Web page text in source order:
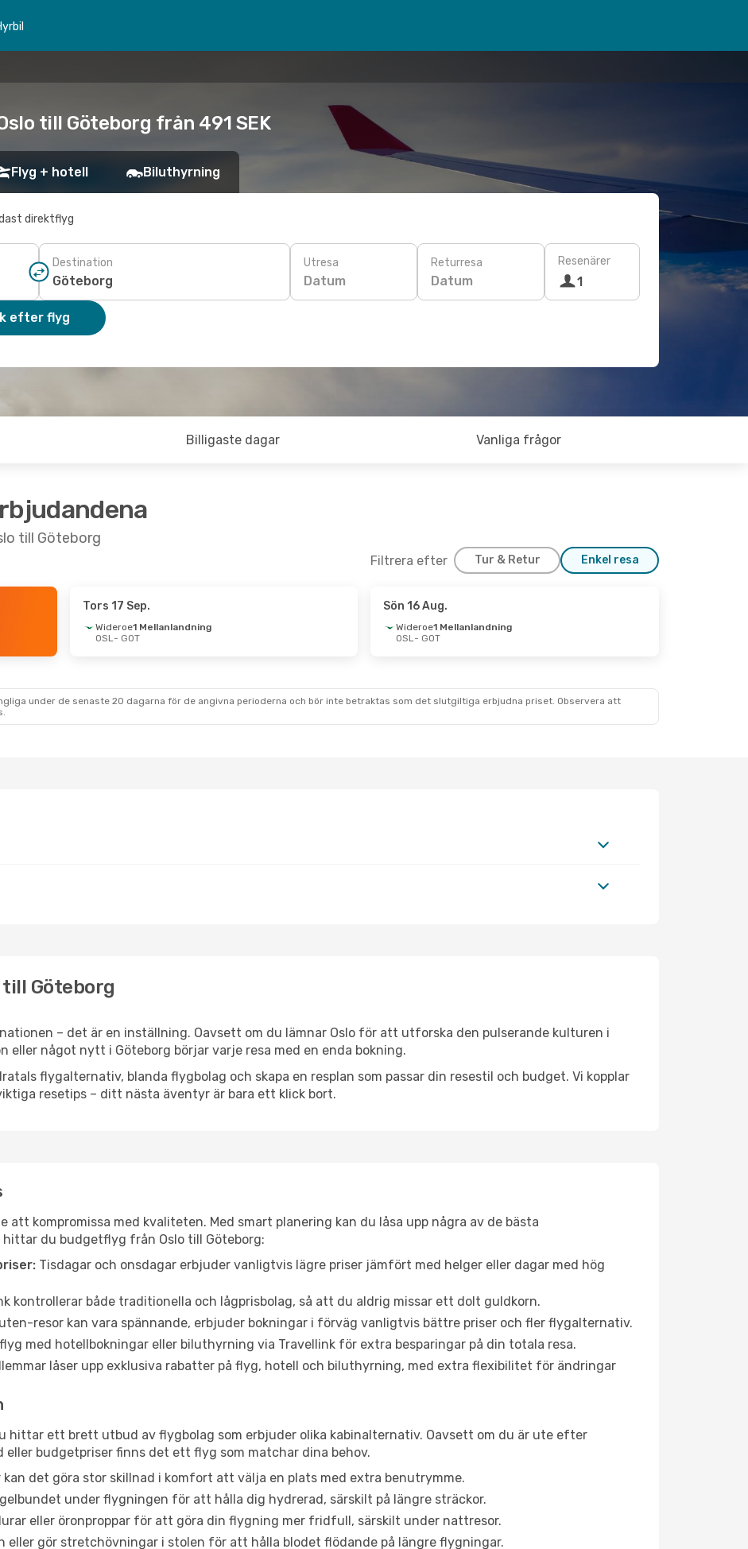
till Göteborg från 491 SEK
Flyg + hotell Biluthyrning
direktflyg
Destination Utresa
Datum
Returresa
Datum
Resenärer
1
efter flyg
Billigaste dagar Vanliga frågor
till Göteborg
Filtrera efter Tur & Retur Enkel resa
1 Mellanlandning
1 Mellanlandning
Tors 17 Sep.
Wideroe1 Mellanlandning
OSL- GOT
Sön 16 Aug.
Wideroe1 Mellanlandning
OSL- GOT
under de senaste 20 dagarna för de angivna perioderna och bör inte betraktas som det slutgiltiga erbjudna priset. Observera att
Göteborg
– det är en inställning. Oavsett om du lämnar Oslo för att utforska den pulserande kulturen i
eller något nytt i Göteborg börjar varje resa med en enda bokning.
flygalternativ, blanda flygbolag och skapa en resplan som passar din resestil och budget. Vi kopplar
resetips – ditt nästa äventyr är bara ett klick bort.
att kompromissa med kvaliteten. Med smart planering kan du låsa upp några av de bästa
du budgetflyg från Oslo till Göteborg:
Tisdagar och onsdagar erbjuder vanligtvis lägre priser jämfört med helger eller dagar med hög
kontrollerar både traditionella och lågprisbolag, så att du aldrig missar ett dolt guldkorn.
resor kan vara spännande, erbjuder bokningar i förväg vanligtvis bättre priser och fler flygalternativ.
med hotellbokningar eller biluthyrning via Travellink för extra besparingar på din totala resa.
låser upp exklusiva rabatter på flyg, hotell och biluthyrning, med extra flexibilitet för ändringar
hittar ett brett utbud av flygbolag som erbjuder olika kabinalternativ. Oavsett om du är ute efter
eller budgetpriser finns det ett flyg som matchar dina behov.
kan det göra stor skillnad i komfort att välja en plats med extra benutrymme.
under flygningen för att hålla dig hydrerad, särskilt på längre sträckor.
eller öronproppar för att göra din flygning mer fridfull, särskilt under nattresor.
eller gör stretchövningar i stolen för att hålla blodet flödande på längre flygningar.